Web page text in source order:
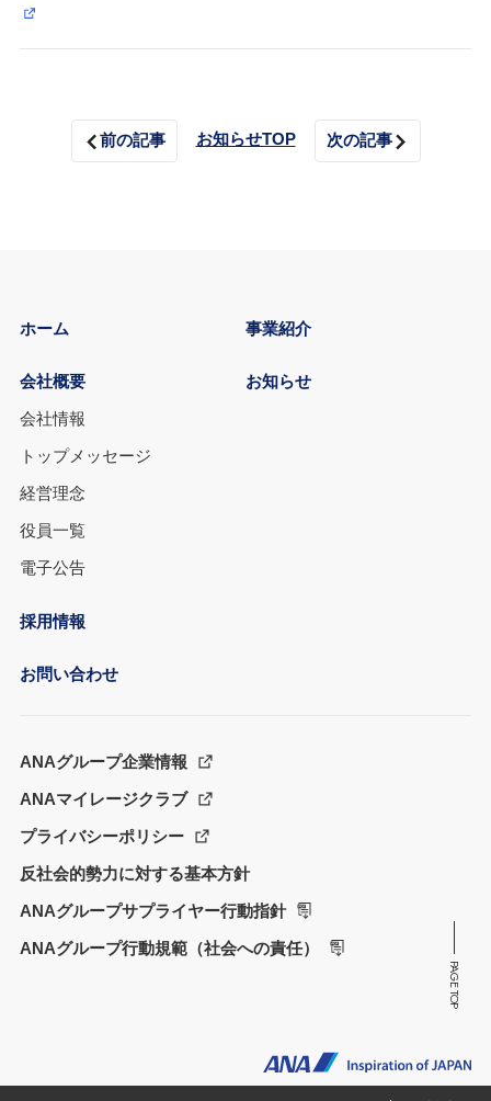
前の記事 お知らせTOP 次の記事
PAGE TOP
ホーム
会社概要
会社情報
トップメッセージ
経営理念
役員一覧
電子公告
事業紹介
お知らせ
採用情報
お問い合わせ
ANAグループ企業情報
ANAマイレージクラブ
プライバシーポリシー
反社会的勢力に対する基本方針
ANAグループサプライヤー行動指針
ANAグループ行動規範（社会への責任）